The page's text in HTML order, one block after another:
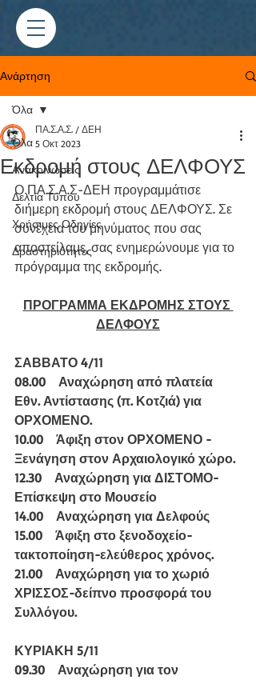
Ανάρτηση
Όλα
Ανακοινώσεις
Δελτία Τύπου
Χρήσιμες Οδηγίες
Δραστηριότητες
Όλα
Εκδρομή στους ΔΕΛΦΟΥΣ
ΠΑ.Σ.Α.Σ. / ΔΕΗ
5 Οκτ 2023
Ο ΠΑ.Σ.Α.Σ-ΔΕΗ προγραμμάτισε
διήμερη εκδρομή στους ΔΕΛΦΟΥΣ. Σε
συνέχεια του μηνύματος που σας
αποστείλαμε, σας ενημερώνουμε για το
πρόγραμμα της εκδρομής.
ΠΡΟΓΡΑΜΜΑ ΕΚΔΡΟΜΗΣ ΣΤΟΥΣ
ΔΕΛΦΟΥΣ
ΣΑΒΒΑΤΟ 4/11
08.00    Αναχώρηση από πλατεία
Εθν. Αντίστασης (π. Κοτζιά) για
ΟΡΧΟΜΕΝΟ.
10.00    Άφιξη στον ΟΡΧΟΜΕΝΟ -
Ξενάγηση στον Αρχαιολογικό χώρο.
12.30    Αναχώρηση για ΔΙΣΤΟΜΟ-
Επίσκεψη στο Μουσείο
14.00    Αναχώρηση για Δελφούς
15.00    Άφιξη στο ξενοδοχείο-
τακτοποίηση-ελεύθερος χρόνος.
21.00    Αναχώρηση για το χωριό
ΧΡΙΣΣΟΣ-δείπνο προσφορά του
Συλλόγου.
ΚΥΡΙΑΚΗ 5/11
09.30    Αναχώρηση για τον